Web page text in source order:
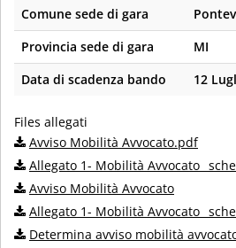
Comune sede di gara
Provincia sede di gara
MI
Data di scadenza bando
12
Files allegati
Avviso Mobilità Avvocato.pdf
Allegato 1- Mobilità Avvocato_
Avviso Mobilità Avvocato
Allegato 1- Mobilità Avvocato_
Determina avviso mobilità